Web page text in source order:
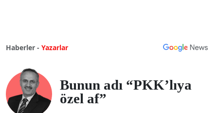
Haberler - Yazarlar
Bunun adı “PKK’lıya
özel af”